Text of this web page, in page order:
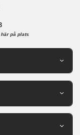
på plats